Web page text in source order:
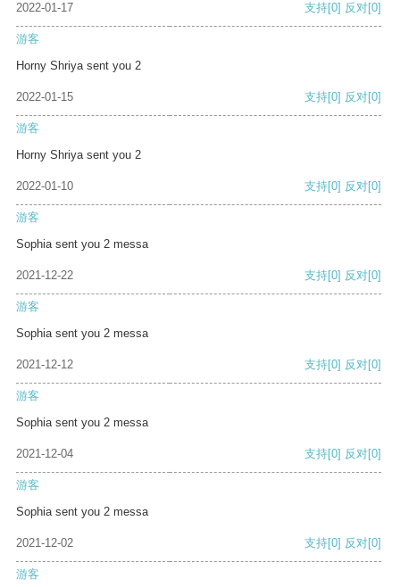
2022-01-17 支持[0] 反对[0]
游客
Horny Shriya sent you 2
2022-01-15 支持[0] 反对[0]
游客
Horny Shriya sent you 2
2022-01-10 支持[0] 反对[0]
游客
Sophia sent you 2 messa
2021-12-22 支持[0] 反对[0]
游客
Sophia sent you 2 messa
2021-12-12 支持[0] 反对[0]
游客
Sophia sent you 2 messa
2021-12-04 支持[0] 反对[0]
游客
Sophia sent you 2 messa
2021-12-02 支持[0] 反对[0]
游客